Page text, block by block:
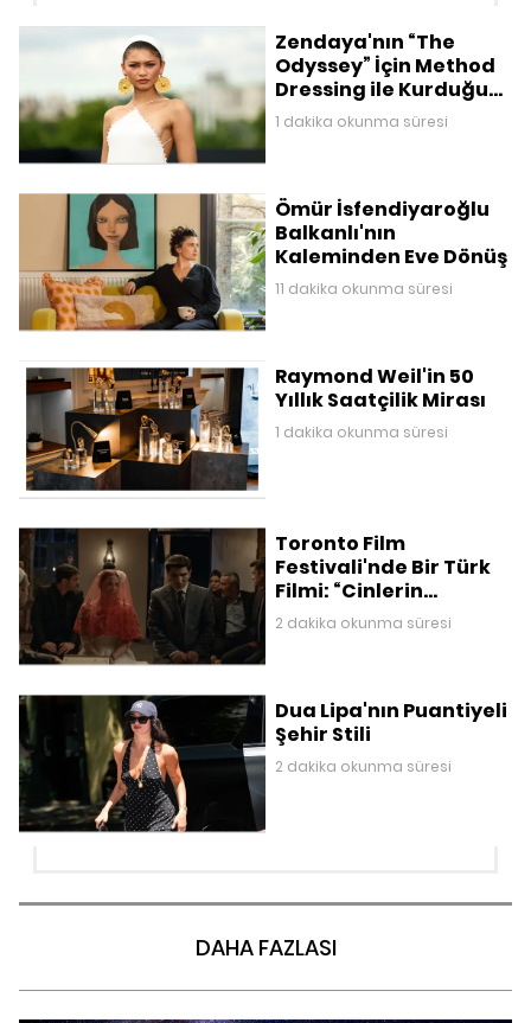
Zendaya'nın “The
Odyssey” İçin Method
Dressing ile Kurduğu
Mitolojik Gardırop
1 dakika okunma süresi
Ömür İsfendiyaroğlu
Balkanlı'nın
Kaleminden Eve Dönüş
11 dakika okunma süresi
Raymond Weil'in 50
Yıllık Saatçilik Mirası
1 dakika okunma süresi
Toronto Film
Festivali'nde Bir Türk
Filmi: “Cinlerin
Düğünü”
2 dakika okunma süresi
Dua Lipa'nın Puantiyeli
Şehir Stili
2 dakika okunma süresi
DAHA FAZLASI